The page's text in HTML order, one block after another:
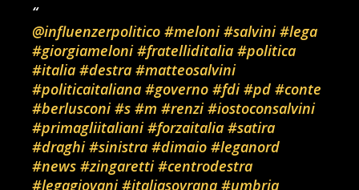
@influenzerpolitico #meloni #salvini #lega
#giorgiameloni #fratelliditalia #politica
#italia #destra #matteosalvini
#politicaitaliana #governo #fdi #pd #conte
#berlusconi #s #m #renzi #iostoconsalvini
#primagliitaliani #forzaitalia #satira
#draghi #sinistra #dimaio #leganord
#news #zingaretti #centrodestra
#legagiovani #italiasovrana #umbria